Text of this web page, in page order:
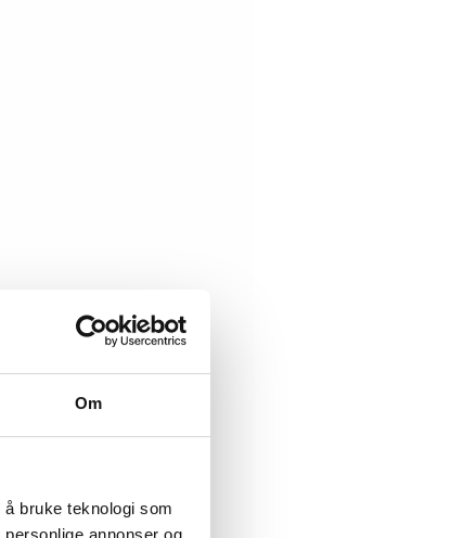
Om
bruke teknologi som
annonser og